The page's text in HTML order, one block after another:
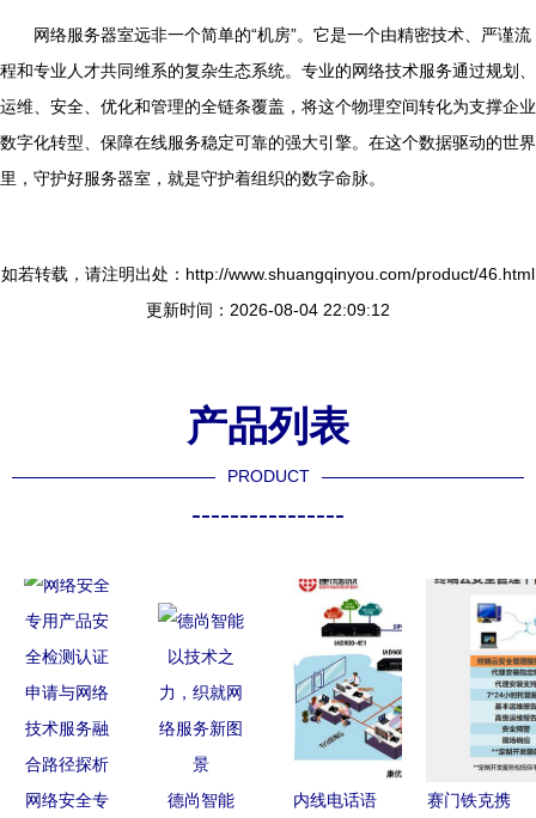
网络服务器室远非一个简单的“机房”。它是一个由精密技术、严谨流
程和专业人才共同维系的复杂生态系统。专业的网络技术服务通过规划、
运维、安全、优化和管理的全链条覆盖，将这个物理空间转化为支撑企业
数字化转型、保障在线服务稳定可靠的强大引擎。在这个数据驱动的世界
里，守护好服务器室，就是守护着组织的数字命脉。
如若转载，请注明出处：http://www.shuangqinyou.com/product/46.html
更新时间：2026-08-04 22:09:12
产品列表
PRODUCT
----------------
网络安全专
德尚智能
内线电话语
赛门铁克携